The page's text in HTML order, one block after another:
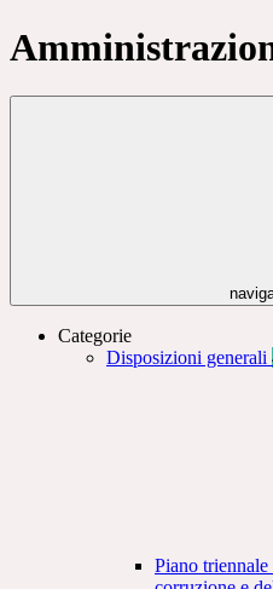
Categorie
Disposizioni generali
Piano